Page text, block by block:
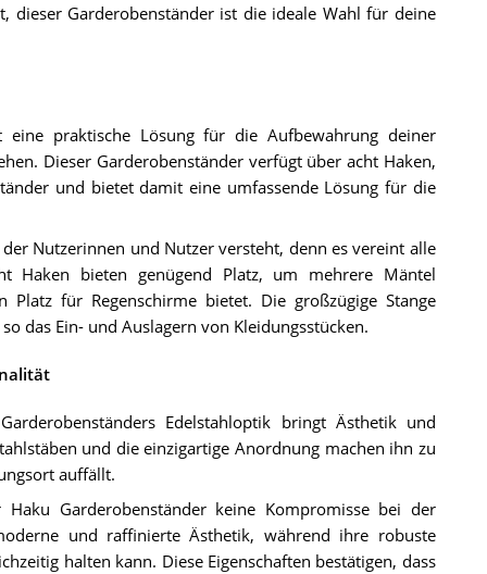
dieser Garderobenständer ist die ideale Wahl für deine
praktische Lösung für die Aufbewahrung deiner
Dieser Garderobenständer verfügt über acht Haken,
und bietet damit eine umfassende Lösung für die
Nutzerinnen und Nutzer versteht, denn es vereint alle
Haken bieten genügend Platz, um mehrere Mäntel
Platz für Regenschirme bietet. Die großzügige Stange
das Ein- und Auslagern von Kleidungsstücken.
Edelstahloptik bringt Ästhetik und
und die einzigartige Anordnung machen ihn zu
auffällt.
Garderobenständer keine Kompromisse bei der
und raffinierte Ästhetik, während ihre robuste
halten kann. Diese Eigenschaften bestätigen, dass